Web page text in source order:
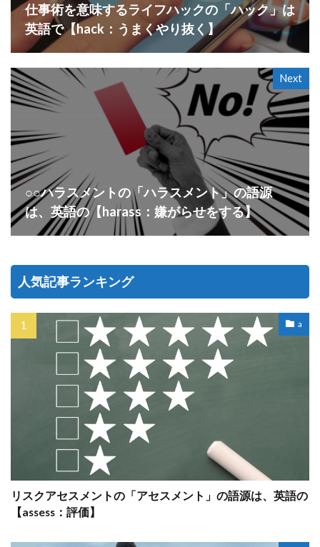
仕事術を意味するライフハックの「ハック」は
英語で【hack：うまくやり抜く】
Next
○○ハラスメントの「ハラスメント」の語源
は、英語の【harass：嫌がらせをする】
人気記事ランキング
a
リスクアセスメントの「アセスメント」の語源は、英語の
【assess：評価】